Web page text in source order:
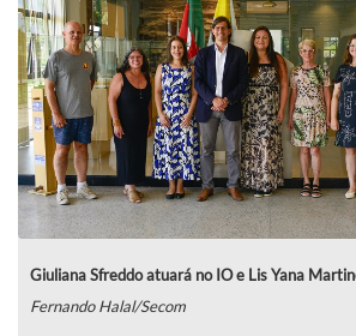
Giuliana Sfreddo atuará no IO e Lis Yana
Fernando Halal/Secom